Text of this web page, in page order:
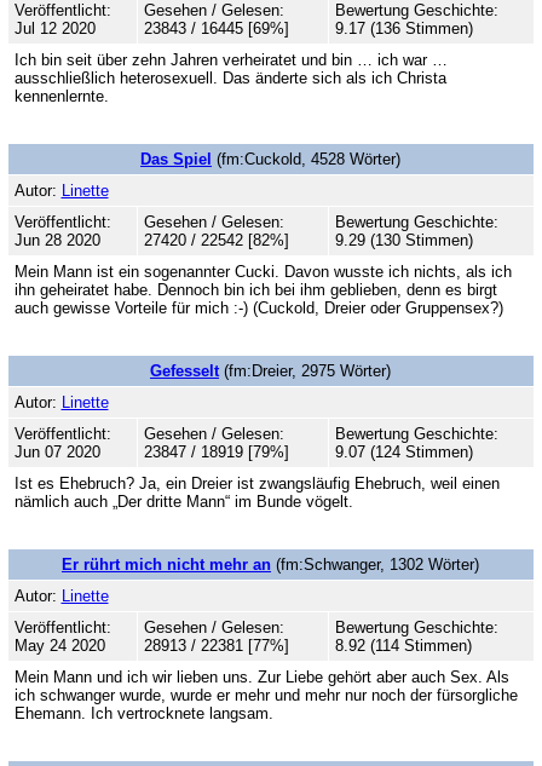
Veröffentlicht:
Jul 12 2020
Gesehen / Gelesen:
23843 / 16445 [69%]
Bewertung Geschichte:
9.17 (136 Stimmen)
Ich bin seit über zehn Jahren verheiratet und bin … ich war …
ausschließlich heterosexuell. Das änderte sich als ich Christa
kennenlernte.
Das Spiel (fm:Cuckold, 4528 Wörter)
Autor: Linette
Veröffentlicht:
Jun 28 2020
Gesehen / Gelesen:
27420 / 22542 [82%]
Bewertung Geschichte:
9.29 (130 Stimmen)
Mein Mann ist ein sogenannter Cucki. Davon wusste ich nichts, als ich
ihn geheiratet habe. Dennoch bin ich bei ihm geblieben, denn es birgt
auch gewisse Vorteile für mich :-) (Cuckold, Dreier oder Gruppensex?)
Gefesselt(fm:Dreier, 2975 Wörter)
Autor: Linette
Veröffentlicht:
Jun 07 2020
Gesehen / Gelesen:
23847 / 18919 [79%]
Bewertung Geschichte:
9.07 (124 Stimmen)
Ist es Ehebruch? Ja, ein Dreier ist zwangsläufig Ehebruch, weil einen
nämlich auch „Der dritte Mann“ im Bunde vögelt.
Er rührt mich nicht mehr an (fm:Schwanger, 1302 Wörter)
Autor: Linette
Veröffentlicht:
May 24 2020
Gesehen / Gelesen:
28913 / 22381 [77%]
Bewertung Geschichte:
8.92 (114 Stimmen)
Mein Mann und ich wir lieben uns. Zur Liebe gehört aber auch Sex. Als
ich schwanger wurde, wurde er mehr und mehr nur noch der fürsorgliche
Ehemann. Ich vertrocknete langsam.